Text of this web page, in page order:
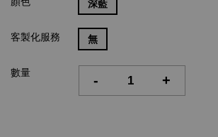
深藍
客製化服務 無
數量 - +